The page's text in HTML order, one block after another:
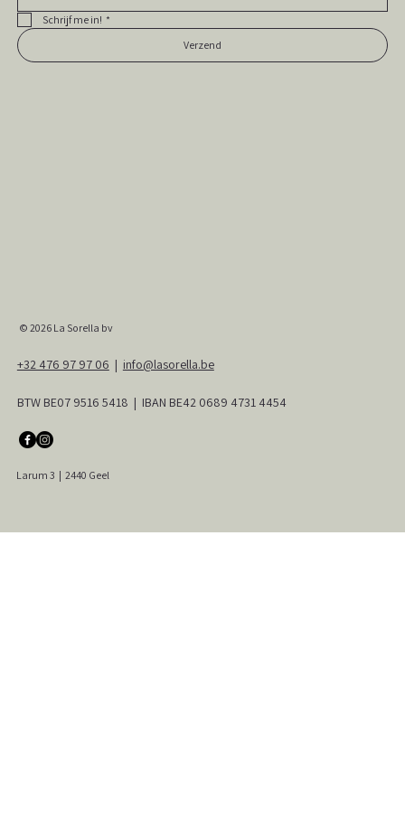
Schrijf me in! *
Verzend
© 2026 La Sorella bv
Larum 3 | 2440 Geel
+32 476 97 97 06 | info@lasorella.be
BTW BE07 9516 5418 | IBAN BE42 0689 4731 4454